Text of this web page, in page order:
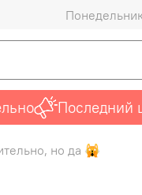
Последний шанс
но да 🙀